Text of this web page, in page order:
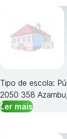
Tipo de escola:
2050 358
Ler mais